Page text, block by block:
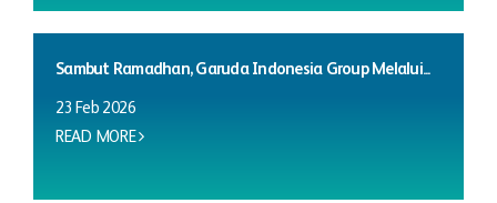
Sambut Ramadhan, Garuda Indonesia Group Melalui...
23 Feb 2026
READ MORE